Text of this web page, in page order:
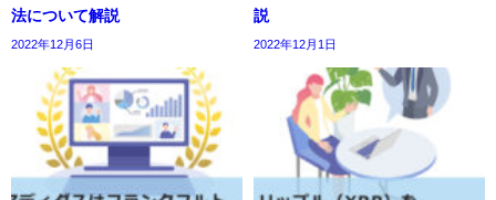
法について解説
2022年12月6日
説
2022年12月1日